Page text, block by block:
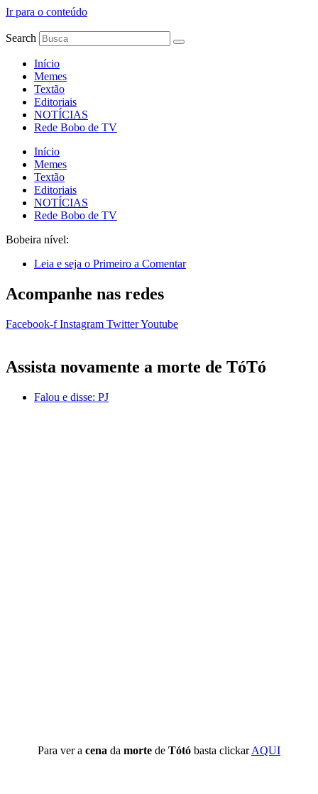
Ir para o conteúdo
Search
Início
Memes
Textão
Editoriais
NOTÍCIAS
Rede Bobo de TV
Início
Memes
Textão
Editoriais
NOTÍCIAS
Rede Bobo de TV
Bobeira nível:
Leia e seja o Primeiro a Comentar
Acompanhe nas redes
Facebook-f Instagram TwitterYoutube
Assista novamente a morte de TóTó
Falou e disse: PJ
Para ver a cena da morte de Tótó basta clickarAQUI